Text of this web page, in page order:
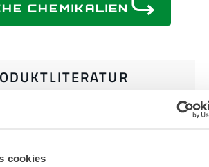
cookies
CHEMIKALIEN
FÜR E